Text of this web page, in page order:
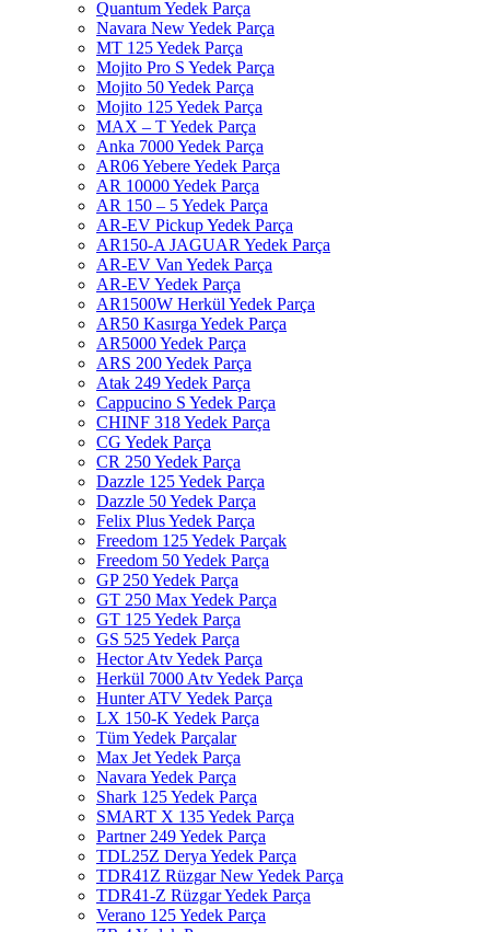
Quantum Yedek Parça
Navara New Yedek Parça
MT 125 Yedek Parça
Mojito Pro S Yedek Parça
Mojito 50 Yedek Parça
Mojito 125 Yedek Parça
MAX – T Yedek Parça
Anka 7000 Yedek Parça
AR06 Yebere Yedek Parça
AR 10000 Yedek Parça
AR 150 – 5 Yedek Parça
AR-EV Pickup Yedek Parça
AR150-A JAGUAR Yedek Parça
AR-EV Van Yedek Parça
AR-EV Yedek Parça
AR1500W Herkül Yedek Parça
AR50 Kasırga Yedek Parça
AR5000 Yedek Parça
ARS 200 Yedek Parça
Atak 249 Yedek Parça
Cappucino S Yedek Parça
CHINF 318 Yedek Parça
CG Yedek Parça
CR 250 Yedek Parça
Dazzle 125 Yedek Parça
Dazzle 50 Yedek Parça
Felix Plus Yedek Parça
Freedom 125 Yedek Parçak
Freedom 50 Yedek Parça
GP 250 Yedek Parça
GT 250 Max Yedek Parça
GT 125 Yedek Parça
GS 525 Yedek Parça
Hector Atv Yedek Parça
Herkül 7000 Atv Yedek Parça
Hunter ATV Yedek Parça
LX 150-K Yedek Parça
Tüm Yedek Parçalar
Max Jet Yedek Parça
Navara Yedek Parça
Shark 125 Yedek Parça
SMART X 135 Yedek Parça
Partner 249 Yedek Parça
TDL25Z Derya Yedek Parça
TDR41Z Rüzgar New Yedek Parça
TDR41-Z Rüzgar Yedek Parça
Verano 125 Yedek Parça